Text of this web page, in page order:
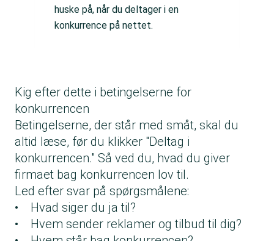
huske på, når du deltager i en
konkurrence på nettet.
Kig efter dette i betingelserne for
konkurrencen
Betingelserne, der står med småt, skal du
altid læse, før du klikker "Deltag i
konkurrencen." Så ved du, hvad du giver
firmaet bag konkurrencen lov til.
Led efter svar på spørgsmålene:
• Hvad siger du ja til?
• Hvem sender reklamer og tilbud til dig?